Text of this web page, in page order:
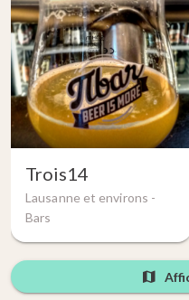
Trois14
Lausanne et environs -
Bars